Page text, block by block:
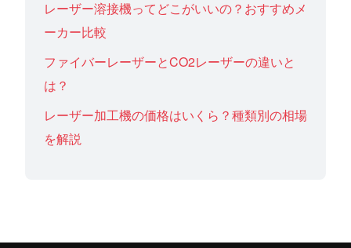
レーザー溶接機ってどこがいいの？おすすめメ
ーカー比較
ファイバーレーザーとCO2レーザーの違いと
は？
レーザー加工機の価格はいくら？種類別の相場
を解説